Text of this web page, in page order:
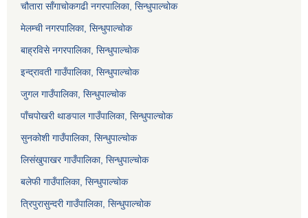
चौतारा साँगाचोकगढी नगरपालिका, सिन्धुपाल्चोक
मेलम्ची नगरपालिका, सिन्धुपाल्चोक
बाह्रविसे नगरपालिका, सिन्धुपाल्चोक
इन्द्रावती गाउँपालिका, सिन्धुपाल्चोक
जुगल गाउँपालिका, सिन्धुपाल्चोक
पाँचपोखरी थाङपाल गाउँपालिका, सिन्धुपाल्चोक
सुनकोशी गाउँपालिका, सिन्धुपाल्चोक
लिसंखुपाखर गाउँपालिका, सिन्धुपाल्चोक
बलेफी गाउँपालिका, सिन्धुपाल्चोक
त्रिपुरासुन्दरी गाउँपालिका, सिन्धुपाल्चोक